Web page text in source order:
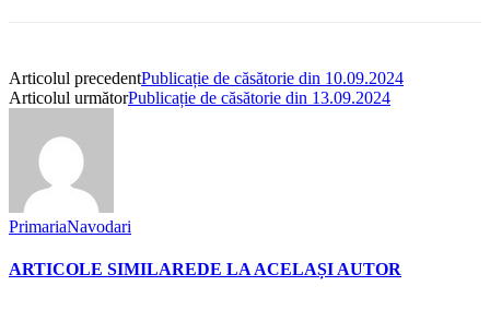
Articolul precedentPublicație de căsătorie din 10.09.2024
Articolul următorPublicație de căsătorie din 13.09.2024
PrimariaNavodari
ARTICOLE SIMILAREDE LA ACELAȘI AUTOR